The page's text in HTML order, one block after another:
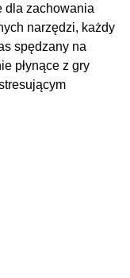
dla zachowania
narzędzi, każdy
spędzany na
płynące z gry